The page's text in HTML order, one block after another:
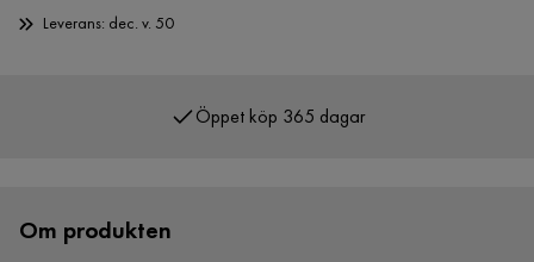
Leverans: dec. v. 50
Om produkten